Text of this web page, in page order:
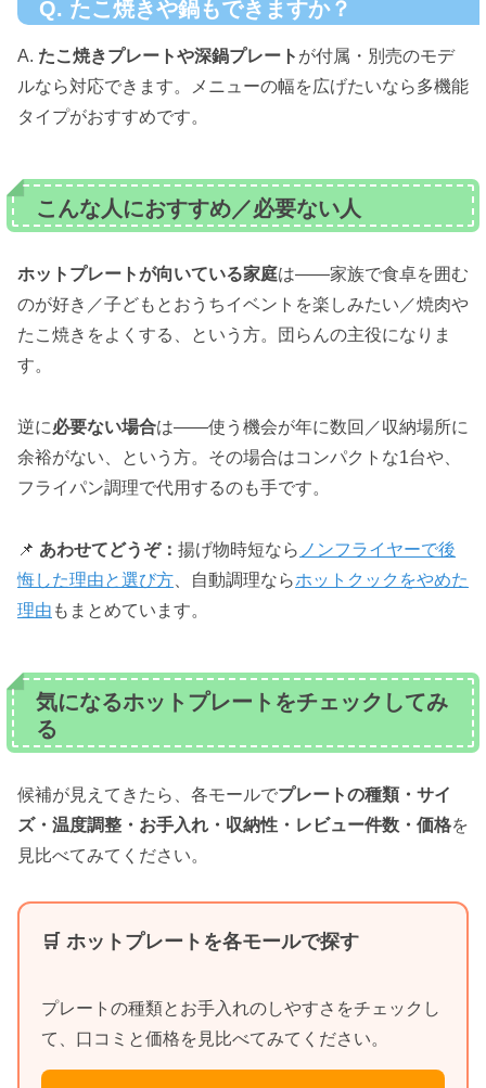
Q. たこ焼きや鍋もできますか？
A. たこ焼きプレートや深鍋プレート が付属・別売のモデ
ルなら対応できます。メニューの幅を広げたいなら多機能
タイプがおすすめです。
こんな人におすすめ／必要ない人
ホットプレートが向いている家庭は——家族で食卓を囲む
のが好き／子どもとおうちイベントを楽しみたい／焼肉や
たこ焼きをよくする、という方。団らんの主役になりま
す。
逆に必要ない場合は——使う機会が年に数回／収納場所に
余裕がない、という方。その場合はコンパクトな1台や、
フライパン調理で代用するのも手です。
📌 あわせてどうぞ： 揚げ物時短なら ノンフライヤーで後
悔した理由と選び方 、自動調理ならホットクックをやめた
理由 もまとめています。
気になるホットプレートをチェックしてみ
る
候補が見えてきたら、各モールでプレートの種類・サイ
ズ・温度調整・お手入れ・収納性・レビュー件数・価格を
見比べてみてください。
🛒 ホットプレートを各モールで探す
プレートの種類とお手入れのしやすさをチェックし
て、口コミと価格を見比べてみてください。